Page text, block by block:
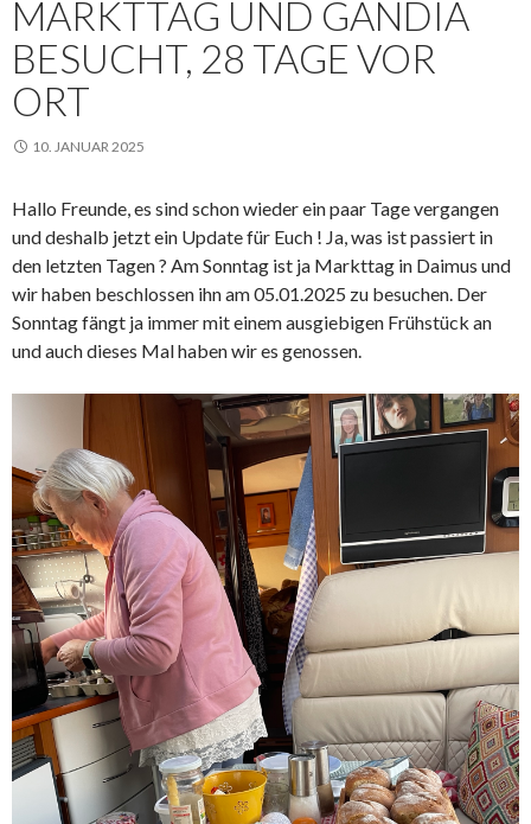
MARKTTAG UND GANDIA
BESUCHT, 28 TAGE VOR
ORT
10. JANUAR 2025
Hallo Freunde, es sind schon wieder ein paar Tage vergangen
und deshalb jetzt ein Update für Euch ! Ja, was ist passiert in
den letzten Tagen ? Am Sonntag ist ja Markttag in Daimus und
wir haben beschlossen ihn am 05.01.2025 zu besuchen. Der
Sonntag fängt ja immer mit einem ausgiebigen Frühstück an
und auch dieses Mal haben wir es genossen.